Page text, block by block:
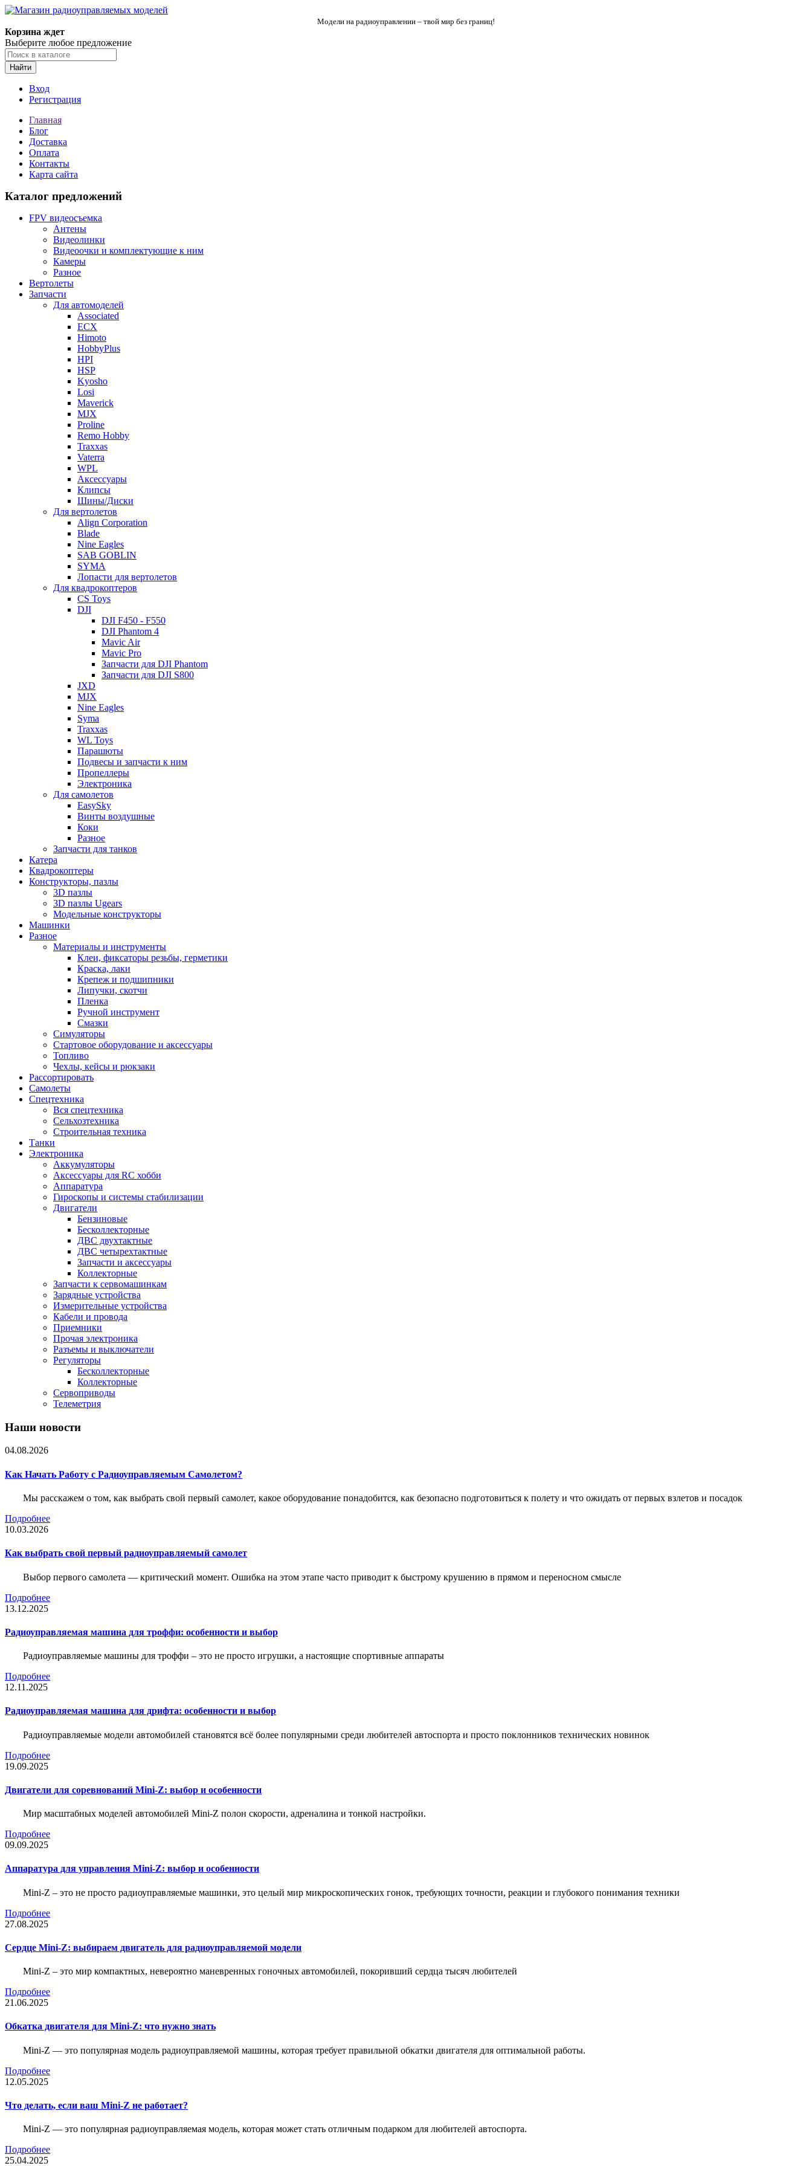
Модели на радиоуправлении – твой мир без границ!
Корзина ждет
Выберите любое предложение
Найти
Вход
Регистрация
Главная
Блог
Доставка
Оплата
Контакты
Карта сайта
Каталог предложений
FPV видеосъемка
Антены
Видеолинки
Видеоочки и комплектующие к ним
Камеры
Разное
Вертолеты
Запчасти
Для автомоделей
Associated
ECX
Himoto
HobbyPlus
HPI
HSP
Kyosho
Losi
Maverick
MJX
Proline
Remo Hobby
Traxxas
Vaterra
WPL
Аксессуары
Клипсы
Шины/Диски
Для вертолетов
Align Corporation
Blade
Nine Eagles
SAB GOBLIN
SYMA
Лопасти для вертолетов
Для квадрокоптеров
CS Toys
DJI
DJI F450 - F550
DJI Phantom 4
Mavic Air
Mavic Pro
Запчасти для DJI Phantom
Запчасти для DJI S800
JXD
MJX
Nine Eagles
Syma
Traxxas
WL Toys
Парашюты
Подвесы и запчасти к ним
Пропеллеры
Электроника
Для самолетов
EasySky
Винты воздушные
Коки
Разное
Запчасти для танков
Катера
Квадрокоптеры
Конструкторы, пазлы
3D пазлы
3D пазлы Ugears
Модельные конструкторы
Машинки
Разное
Материалы и инструменты
Клеи, фиксаторы резьбы, герметики
Краска, лаки
Крепеж и подшипники
Липучки, скотчи
Пленка
Ручной инструмент
Смазки
Симуляторы
Стартовое оборудование и аксессуары
Топливо
Чехлы, кейсы и рюкзаки
Рассортировать
Самолеты
Спецтехника
Вся спецтехника
Сельхозтехника
Строительная техника
Танки
Электроника
Аккумуляторы
Аксессуары для RC хобби
Аппаратура
Гироскопы и системы стабилизации
Двигатели
Бензиновые
Бесколлекторные
ДВС двухтактные
ДВС четырехтактные
Запчасти и аксессуары
Коллекторные
Запчасти к сервомашинкам
Зарядные устройства
Измерительные устройства
Кабели и провода
Приемники
Прочая электроника
Разъемы и выключатели
Регуляторы
Бесколлекторные
Коллекторные
Сервоприводы
Телеметрия
Наши новости
04.08.2026
Как Начать Работу с Радиоуправляемым Самолетом?
Мы расскажем о том, как выбрать свой первый самолет, какое оборудование понадобится, как безопасно подготовиться к полету и что ожидать от первых взлетов и посадок
Подробнее
10.03.2026
Как выбрать свой первый радиоуправляемый самолет
Выбор первого самолета — критический момент. Ошибка на этом этапе часто приводит к быстрому крушению в прямом и переносном смысле
Подробнее
13.12.2025
Радиоуправляемая машина для троффи: особенности и выбор
Радиоуправляемые машины для троффи – это не просто игрушки, а настоящие спортивные аппараты
Подробнее
12.11.2025
Радиоуправляемая машина для дрифта: особенности и выбор
Радиоуправляемые модели автомобилей становятся всё более популярными среди любителей автоспорта и просто поклонников технических новинок
Подробнее
19.09.2025
Двигатели для соревнований Mini-Z: выбор и особенности
Мир масштабных моделей автомобилей Mini-Z полон скорости, адреналина и тонкой настройки.
Подробнее
09.09.2025
Аппаратура для управления Mini-Z: выбор и особенности
Mini-Z – это не просто радиоуправляемые машинки, это целый мир микроскопических гонок, требующих точности, реакции и глубокого понимания техники
Подробнее
27.08.2025
Сердце Mini-Z: выбираем двигатель для радиоуправляемой модели
Mini-Z – это мир компактных, невероятно маневренных гоночных автомобилей, покоривший сердца тысяч любителей
Подробнее
21.06.2025
Обкатка двигателя для Mini-Z: что нужно знать
Mini-Z — это популярная модель радиоуправляемой машины, которая требует правильной обкатки двигателя для оптимальной работы.
Подробнее
12.05.2025
Что делать, если ваш Mini-Z не работает?
Mini-Z — это популярная радиоуправляемая модель, которая может стать отличным подарком для любителей автоспорта.
Подробнее
25.04.2025